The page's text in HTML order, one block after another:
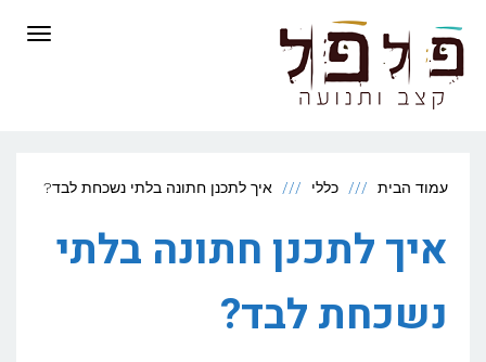
עמוד הבית כללי איך לתכנן חתונה בלתי נשכחת לבד?
איך לתכנן חתונה בלתי
נשכחת לבד?